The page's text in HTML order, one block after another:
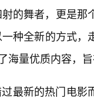
的舞者，更是
种全新的方式
海量优质内容，
最新的热门电影